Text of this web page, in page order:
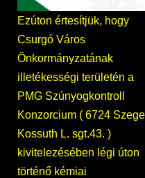
Ezúton értesítjük, hogy
Csurgó Város
Önkormányzatának
illetékességi területén a
PMG Szúnyogkontroll
Konzorcium ( 6724
Kossuth L. sgt.43. )
kivitelezésében légi úton
történő kémiai